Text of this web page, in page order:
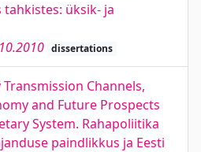
üksik- ja
dissertations
Channels,
and Future Prospects
System. Rahapoliitika
paindlikkus ja Eesti